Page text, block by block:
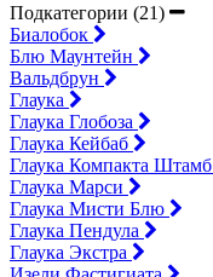
Подкатегории (21)
Биалобок
Блю Маунтейн
Вальдбрун
Глаука
Глаука Глобоза
Глаука Кейбаб
Глаука Компакта Штамб
Глаука Марси
Глаука Мисти Блю
Глаука Пендула
Глаука Экстра